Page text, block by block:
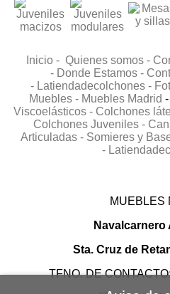
Inicio - Quienes somos -
- Donde Estamos -
- Latiendadecolchones -
Muebles - Muebles Madrid -
Viscoelásticos - Colchones
Colchones Juveniles -
Articuladas - Somieres y
-
MUEBLES
Navalcarnero
Sta. Cruz de
TFNO. DE